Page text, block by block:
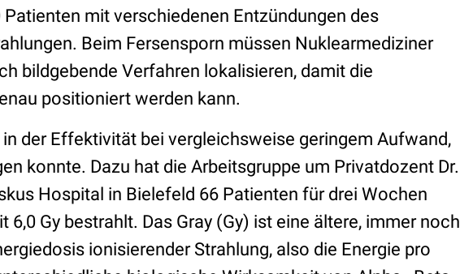
mit verschiedenen Entzündungen des
Beim Fersensporn müssen Nuklearmediziner
bildgebende Verfahren lokalisieren, damit die
positioniert werden kann.
der Effektivität bei vergleichsweise geringem Aufwand,
konnte. Dazu hat die Arbeitsgruppe um Privatdozent Dr.
Hospital in Bielefeld 66 Patienten für drei Wochen
6,0 Gy bestrahlt. Das Gray (Gy) ist eine ältere, immer noch
ionisierender Strahlung, also die Energie pro